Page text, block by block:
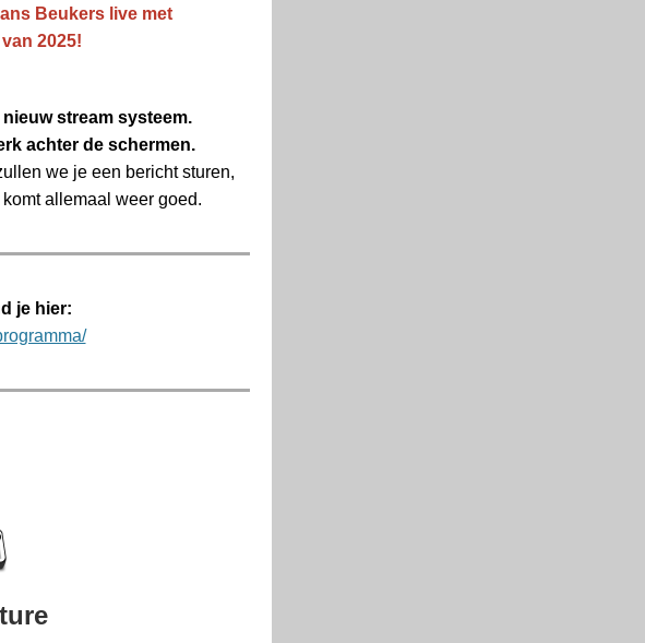
Beukers live met
2025!
stream systeem.
achter de schermen.
we je een bericht sturen,
allemaal weer goed.
je hier: